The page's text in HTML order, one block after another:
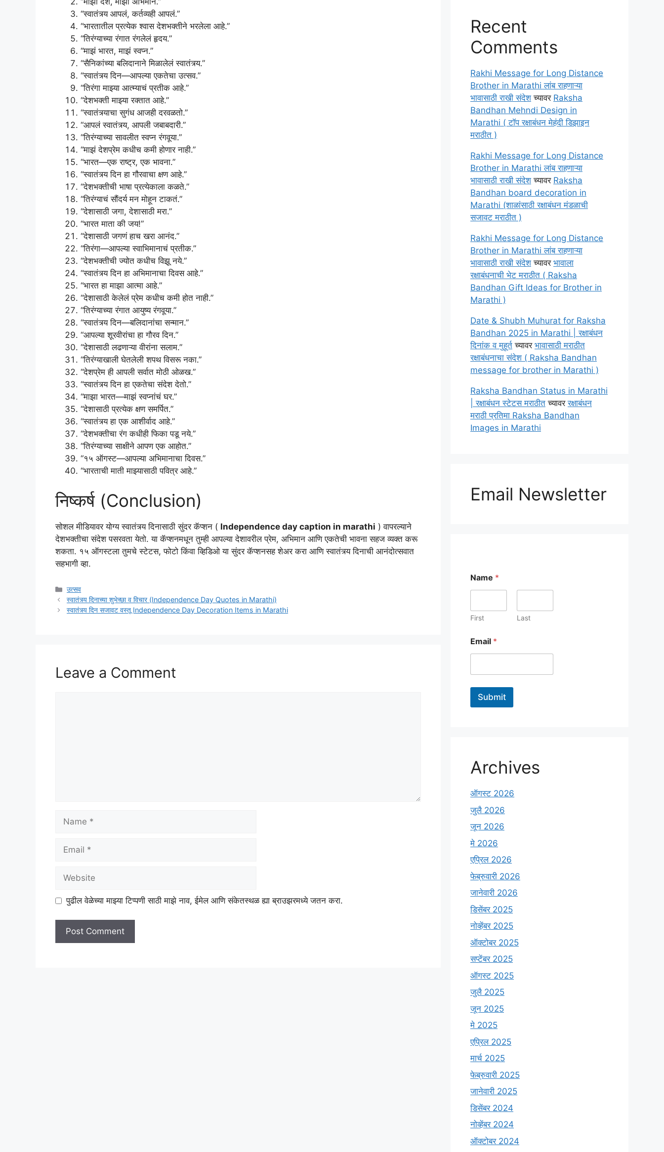
“स्वातंत्र्य आपलं, कर्तव्यही आपलं.”
“भारतातील प्रत्येक श्वास देशभक्तीने भरलेला आहे.”
“तिरंग्याच्या रंगात रंगलेलं हृदय.”
“माझं भारत, माझं स्वप्न.”
“सैनिकांच्या बलिदानाने मिळालेलं स्वातंत्र्य.”
“स्वातंत्र्य दिन—आपल्या एकतेचा उत्सव.”
“तिरंगा माझ्या आत्म्याचं प्रतीक आहे.”
“देशभक्ती माझ्या रक्तात आहे.”
“स्वातंत्र्याचा सुगंध आजही दरवळतो.”
“आपलं स्वातंत्र्य, आपली जबाबदारी.”
“तिरंग्याच्या सावलीत स्वप्न रंगवूया.”
“माझं देशप्रेम कधीच कमी होणार नाही.”
“भारत—एक राष्ट्र, एक भावना.”
“स्वातंत्र्य दिन हा गौरवाचा क्षण आहे.”
“देशभक्तीची भाषा प्रत्येकाला कळते.”
“तिरंग्याचं सौंदर्य मन मोहून टाकतं.”
“देशासाठी जगा, देशासाठी मरा.”
“भारत माता की जय!”
“देशासाठी जगणं हाच खरा आनंद.”
“तिरंगा—आपल्या स्वाभिमानाचं प्रतीक.”
“देशभक्तीची ज्योत कधीच विझू नये.”
“स्वातंत्र्य दिन हा अभिमानाचा दिवस आहे.”
“भारत हा माझा आत्मा आहे.”
“देशासाठी केलेलं प्रेम कधीच कमी होत नाही.”
“तिरंग्याच्या रंगात आयुष्य रंगवूया.”
“स्वातंत्र्य दिन—बलिदानांचा सन्मान.”
“आपल्या शूरवीरांचा हा गौरव दिन.”
“देशासाठी लढणाऱ्या वीरांना सलाम.”
“तिरंग्याखाली घेतलेली शपथ विसरू नका.”
“देशप्रेम ही आपली सर्वात मोठी ओळख.”
“स्वातंत्र्य दिन हा एकतेचा संदेश देतो.”
“माझा भारत—माझं स्वप्नांचं घर.”
“देशासाठी प्रत्येक क्षण समर्पित.”
“स्वातंत्र्य हा एक आशीर्वाद आहे.”
“देशभक्तीचा रंग कधीही फिका पडू नये.”
“तिरंग्याच्या साक्षीने आपण एक आहोत.”
“१५ ऑगस्ट—आपल्या अभिमानाचा दिवस.”
“भारताची माती माझ्यासाठी पवित्र आहे.”
निष्कर्ष (Conclusion)
सोशल मीडियावर योग्य स्वातंत्र्य दिनासाठी सुंदर कॅप्शन ( Independence day caption in marathi ) वापरल्याने
देशभक्तीचा संदेश पसरवता येतो. या कॅप्शनमधून तुम्ही आपल्या देशावरील प्रेम, अभिमान आणि एकतेची भावना सहज व्यक्त करू
शकता. १५ ऑगस्टला तुमचे स्टेटस, फोटो किंवा व्हिडिओ या सुंदर कॅप्शनसह शेअर करा आणि स्वातंत्र्य दिनाची आनंदोत्सवात
सहभागी व्हा.
Categories
उत्सव
स्वातंत्र्य दिनाच्या शुभेच्छा व विचार (Independence Day Quotes in Marathi)
स्वातंत्र्य दिन सजावट वस्तू Independence Day Decoration Items in Marathi
Leave a Comment
Name
Email
Website
पुढील वेळेच्या माझ्या टिप्पणी साठी माझे नाव, ईमेल आणि संकेतस्थळ ह्या ब्राउझरमध्ये जतन करा.
Recent
Comments
Rakhi Message for Long Distance
Brother in Marathi लांब राहणाऱ्या
भावासाठी राखी संदेशच्यावर Raksha
Bandhan Mehndi Design in
Marathi ( टॉप रक्षाबंधन मेहंदी डिझाइन
मराठीत )
Rakhi Message for Long Distance
Brother in Marathi लांब राहणाऱ्या
भावासाठी राखी संदेशच्यावर Raksha
Bandhan board decoration in
Marathi (शाळांसाठी रक्षाबंधन मंडळाची
सजावट मराठीत )
Rakhi Message for Long Distance
Brother in Marathi लांब राहणाऱ्या
भावासाठी राखी संदेशच्यावर भावाला
रक्षाबंधनाची भेट मराठीत ( Raksha
Bandhan Gift Ideas for Brother in
Marathi )
Date & Shubh Muhurat for Raksha
Bandhan 2025 in Marathi | रक्षाबंधन
दिनांक व मुहूर्त च्यावर भावासाठी मराठीत
रक्षाबंधनाचा संदेश ( Raksha Bandhan
message for brother in Marathi )
Raksha Bandhan Status in Marathi
| रक्षाबंधन स्टेटस मराठीत च्यावररक्षाबंधन
मराठी प्रतिमा Raksha Bandhan
Images in Marathi
Email Newsletter
Name *
First Last
m
a
l
m
i
Email *
Submit
Archives
ऑगस्ट 2026
जुलै 2026
जून 2026
मे 2026
एप्रिल 2026
फेब्रुवारी 2026
जानेवारी 2026
डिसेंबर 2025
नोव्हेंबर 2025
ऑक्टोबर 2025
सप्टेंबर 2025
ऑगस्ट 2025
जुलै 2025
जून 2025
मे 2025
एप्रिल 2025
मार्च 2025
फेब्रुवारी 2025
जानेवारी 2025
डिसेंबर 2024
नोव्हेंबर 2024
ऑक्टोबर 2024